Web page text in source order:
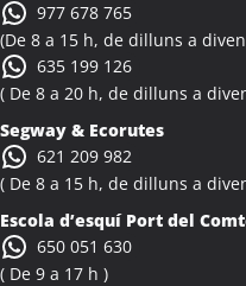
Activitats Família Amics
Colònies Escolars
Activitats Teambuilding
Activitats Família Amics
Colònies Escolars Albiol
Activitats Teambuilding
Colònies Escolars
Activitats Teambuilding
977 678 765
(De 8 a 15 h, de dilluns a
635 199 126
( De 8 a 20 h, de dilluns a
Segway & Ecorutes
621 209 982
( De 8 a 15 h, de dilluns a
Escola d’esquí Port del
650 051 630
( De 9 a 17 h )